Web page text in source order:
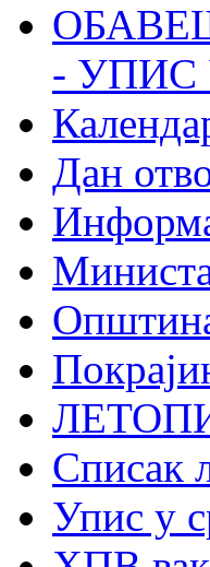
- УПИС
Дан
Списак
Упис у